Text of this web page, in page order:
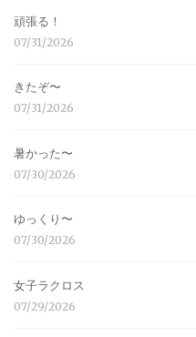
頑張る！
07/31/2026
きたぞ〜
07/31/2026
暑かった〜
07/30/2026
ゆっくり〜
07/30/2026
女子ラクロス
07/29/2026